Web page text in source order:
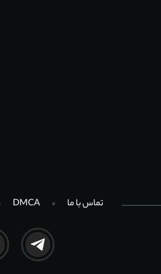
تماس با ما DMCA